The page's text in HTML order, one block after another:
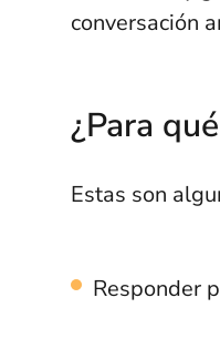
conversación
¿Para
Estas son
Responder